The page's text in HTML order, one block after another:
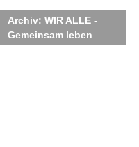
Archiv: WIR ALLE -
Gemeinsam leben